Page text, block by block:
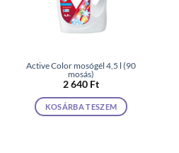
Active Color mosógél 4,5 l (90
mosás)
2 640 Ft
KOSÁRBA TESZEM